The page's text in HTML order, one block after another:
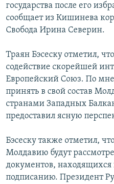
СИБИРЬ.РЕАЛИИ
РАСПИСАНИЕ ВЕЩАНИЯ
СОЦИАЛЬНЫЕ СЕТИ
государства после его
сообщает из Кишинева
Свобода Ирина Северин.
Траян Бэсеску отметил,
содействие скорейшей
Европейский Союз. По
принять в свой состав
странами Западных
предоставил ясную
Бэсеску также отметил,
Молдавию будут
документов, находящихся
подписанию. Президент